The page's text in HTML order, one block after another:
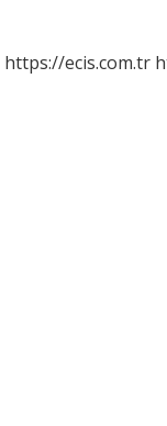
https://ecis.com.tr